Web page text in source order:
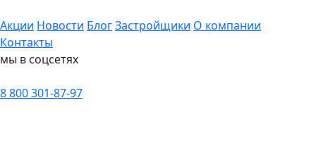
Акции Новости БлогЗастройщики О компании
Контакты
мы в соцсетях
8 800 301-87-97